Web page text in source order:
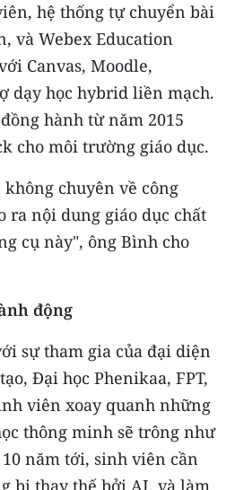
hệ thống tự chuyển bài
và Webex Education
Canvas, Moodle,
dạy học hybrid liền mạch.
hành từ năm 2015
cho môi trường giáo dục.
chuyên về công
ra nội dung giáo dục chất
cụ này", ông Bình cho
động
sự tham gia của đại diện
Đại học Phenikaa, FPT,
viên xoay quanh những
thông minh sẽ trông như
năm tới, sinh viên cần